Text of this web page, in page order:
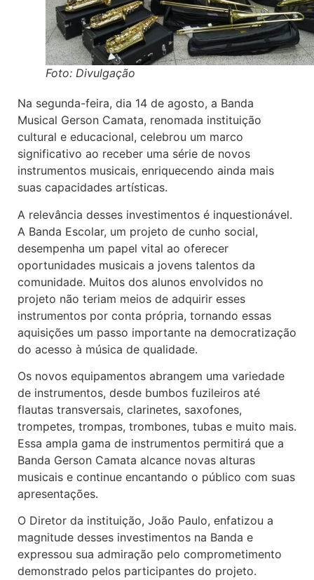
Foto: Divulgação
Na segunda-feira, dia 14 de agosto, a Banda
Musical Gerson Camata, renomada instituição
cultural e educacional, celebrou um marco
significativo ao receber uma série de novos
instrumentos musicais, enriquecendo ainda mais
suas capacidades artísticas.
A relevância desses investimentos é inquestionável.
A Banda Escolar, um projeto de cunho social,
desempenha um papel vital ao oferecer
oportunidades musicais a jovens talentos da
comunidade. Muitos dos alunos envolvidos no
projeto não teriam meios de adquirir esses
instrumentos por conta própria, tornando essas
aquisições um passo importante na democratização
do acesso à música de qualidade.
Os novos equipamentos abrangem uma variedade
de instrumentos, desde bumbos fuzileiros até
flautas transversais, clarinetes, saxofones,
trompetes, trompas, trombones, tubas e muito mais.
Essa ampla gama de instrumentos permitirá que a
Banda Gerson Camata alcance novas alturas
musicais e continue encantando o público com suas
apresentações.
O Diretor da instituição, João Paulo, enfatizou a
magnitude desses investimentos na Banda e
expressou sua admiração pelo comprometimento
demonstrado pelos participantes do projeto.